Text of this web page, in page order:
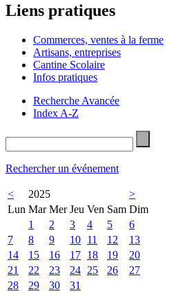
Liens pratiques
Commerces, ventes à la ferme
Artisans, entreprises
Cantine Scolaire
Infos pratiques
Recherche Avancée
Index A-Z
Rechercher un événement
< 2025
>
Lun Mar Mer Jeu Ven Sam Dim
1
2 3 4 5
6
7
8 9 10 11 12
13
14
15 16 17 18 19
20
21
22 23 24 25 26
27
28
29 30
31